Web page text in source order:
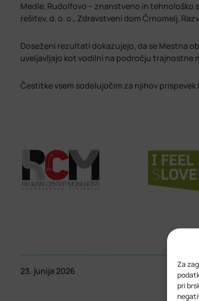
Za
pri
Medle, Rudolfovo – znanstveno in tehnološko
rešitev, d. o. o., Zdravstveni dom Črnomelj,
Doseženi rezultati dokazujejo, da se Mestna
uveljavljajo kot vodilni na področju trajnostne
Čestitke vsem sodelujočim za njihov
23. junija 2026